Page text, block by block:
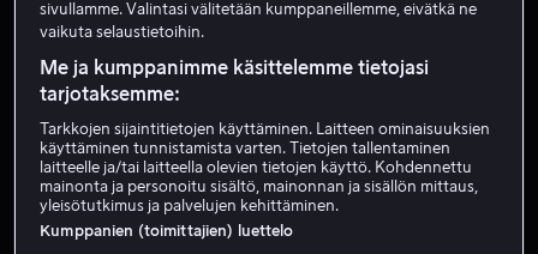
6.5 Jännitys 2023 1 h 32 min
Vuokraa 4,99 €
Osta 10,99 €
Katso traileri
sivullamme. Valintasi välitetään kumppaneillemme, eivätkä ne
vaikuta selaustietoihin.
Me ja kumppanimme käsittelemme tietojasi
tarjotaksemme:
Tarkkojen sijaintitietojen käyttäminen. Laitteen ominaisuuksien
käyttäminen tunnistamista varten. Tietojen tallentaminen
laitteelle ja/tai laitteella olevien tietojen käyttö. Kohdennettu
mainonta ja personoitu sisältö, mainonnan ja sisällön mittaus,
yleisötutkimus ja palvelujen kehittäminen.
Kumppanien (toimittajien) luettelo